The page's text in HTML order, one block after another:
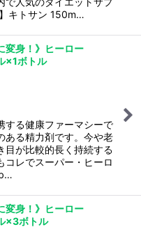
キトサン 150m…
変身！》ヒーロー
×1ボトル
する健康ファーマシーで
ある精力剤です。今や老
目が比較的長く持続する
コレでスーパー・ヒーロ
変身！》ヒーロー
×3ボトル